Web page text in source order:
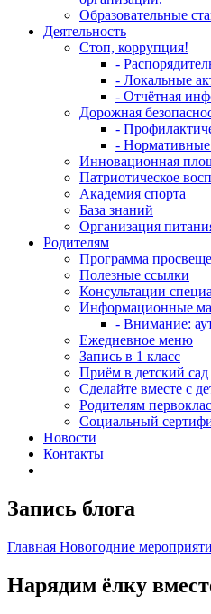
Образовательные
Деятельность
Стоп, коррупция!
-
- Локальные
- Отчётная
Дорожная
-
-
Инновационная
Патриотическое
Академия спорта
База знаний
Организация
Родителям
Программа
Полезные ссылки
Консультации
Информационные
- Внимание:
Ежедневное меню
Запись в 1 класс
Приём в детский сад
Сделайте вместе с
Родителям
Социальный
Новости
Контакты
Запись блога
Главная Новогодние
Нарядим ёлку